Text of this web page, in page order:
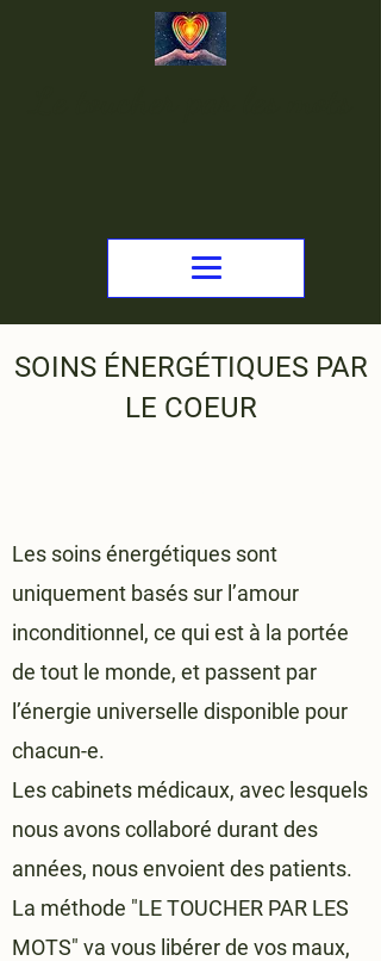
SOINS ÉNERGÉTIQUES PAR
LE COEUR
Les soins énergétiques sont
uniquement basés sur l’amour
inconditionnel, ce qui est à la portée
de tout le monde, et passent par
l’énergie universelle disponible pour
chacun-e.
Les cabinets médicaux, avec lesquels
nous avons collaboré durant des
années, nous envoient des patients.
La méthode "LE TOUCHER PAR LES
MOTS" va vous libérer de vos maux,